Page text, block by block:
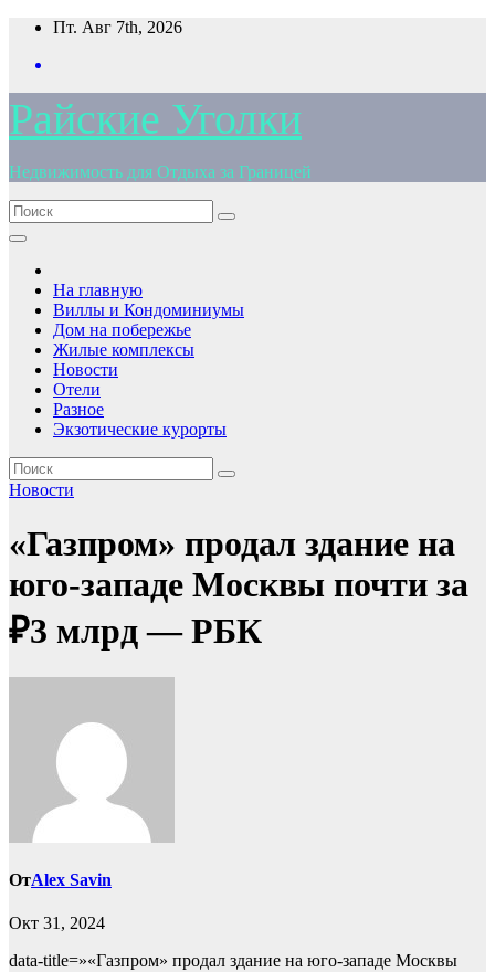
Перейти
содержимому
Пт. Авг 7th, 2026
Райские Уголки
Недвижимость для Отдыха за Границей
На главную
Виллы и Кондоминиумы
Дом на побережье
Жилые комплексы
Новости
Отели
Разное
Экзотические курорты
Новости
«Газпром» продал здание на
юго-западе Москвы почти за
₽3 млрд — РБК
ОтAlex Savin
Окт 31, 2024
data-title=»«Газпром» продал здание на юго-западе Москвы